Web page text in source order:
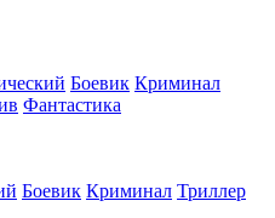
Боевик Криминал
Фантастика
Боевик Криминал Триллер